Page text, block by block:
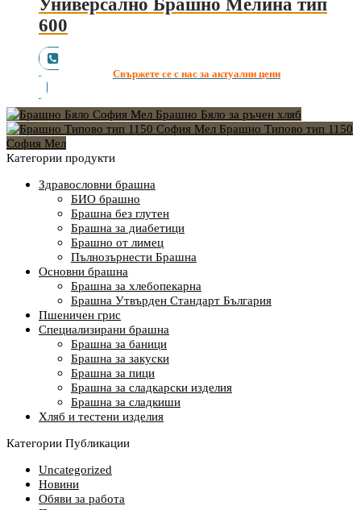
Универсално Брашно Мелина тип
600
Свържете се с нас за актуални цени
Брашно Бяло за ръчен хляб
Брашно Типово тип 1150
София Мел
Категории продукти
Здравословни брашна
БИО брашно
Брашна без глутен
Брашна за диабетици
Брашно от лимец
Пълнозърнести Брашна
Основни брашна
Брашна за хлебопекарна
Брашна Утвърден Стандарт България
Пшеничен грис
Специализирани брашна
Брашна за баници
Брашна за закуски
Брашна за пици
Брашна за сладкарски изделия
Брашна за сладкиши
Хляб и тестени изделия
Категории Публикации
Uncategorized
Новини
Обяви за работа